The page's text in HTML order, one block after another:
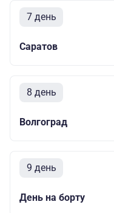
7 день
Саратов
8 день
Волгоград
9 день
День на борту